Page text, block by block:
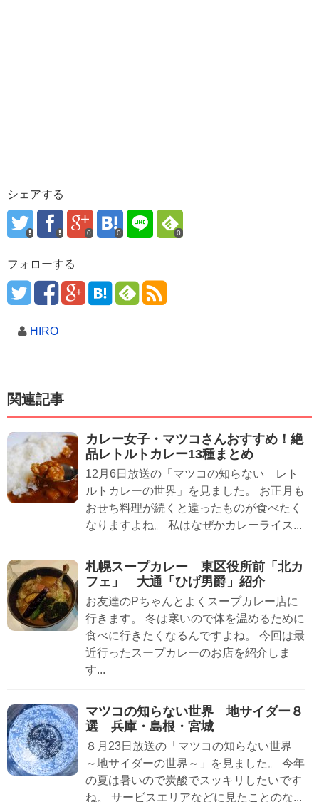
シェアする
0 0 0
フォローする
HIRO
関連記事
カレー女子・マツコさんおすすめ！絶
品レトルトカレー13種まとめ
12月6日放送の「マツコの知らない レト
ルトカレーの世界」を見ました。 お正月も
おせち料理が続くと違ったものが食べたく
なりますよね。 私はなぜかカレーライス...
札幌スープカレー 東区役所前「北カ
フェ」 大通「ひげ男爵」紹介
お友達のPちゃんとよくスープカレー店に
行きます。 冬は寒いので体を温めるために
食べに行きたくなるんですよね。 今回は最
近行ったスープカレーのお店を紹介しま
す...
マツコの知らない世界 地サイダー８
選 兵庫・島根・宮城
８月23日放送の「マツコの知らない世界
～地サイダーの世界～」を見ました。 今年
の夏は暑いので炭酸でスッキリしたいです
ね。 サービスエリアなどに見たことのな...